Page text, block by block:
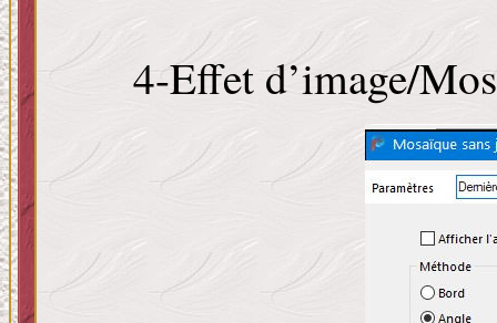
4-Effet d’image/